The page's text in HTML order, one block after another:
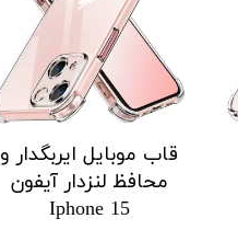
قاب موبایل ایربگدار و
محافظ لنزدار آیفون
Iphone 15